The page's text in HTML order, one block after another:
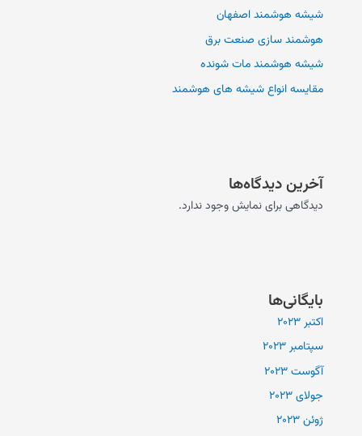
شیشه هوشمند اصفهان
هوشمند سازی صنعت برق
شیشه هوشمند مات شونده
مقایسه انواع شیشه های هوشمند
آخرین دیدگاه‌ها
دیدگاهی برای نمایش وجود ندارد.
بایگانی‌ها
اکتبر 2023
سپتامبر 2023
آگوست 2023
جولای 2023
ژوئن 2023